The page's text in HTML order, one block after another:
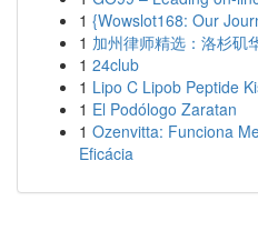
1 {Wowslot168: Our
1 加州律师精选：洛杉矶
1 24club
1 Lipo C Lipob Peptide
1 El Podólogo Zaratan
1 Ozenvitta: Funciona
Eficácia